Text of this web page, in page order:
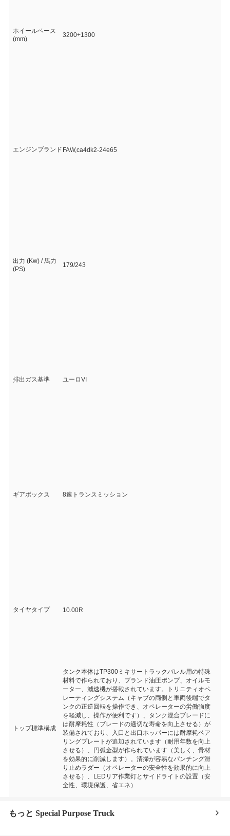
ホイールベース
(mm)
3200+1300
エンジンブランド FAW,ca4dk2-24e65
出力 (Kw) / 馬力
(PS)
179/243
排出ガス基準 ユーロVI
ギアボックス 8速トランスミッション
タイヤタイプ 10.00R
トップ標準構成
タンク本体はTP300ミキサートラックバレル用の特殊
材料で作られており、ブランド油圧ポンプ、オイルモ
ーター、減速機が搭載されています。トリニティオペ
レーティングシステム（キャブの両側と車両後端でタ
ンクの正逆回転を操作でき、オペレーターの労働強度
を軽減し、操作が便利です）、タンク混合ブレードに
は耐摩耗性（ブレードの適切な寿命を向上させる）が
装備されており、入口と出口ホッパーには耐摩耗ベア
リングプレートが追加されています（耐用年数を向上
させる）、円弧金型が作られています（美しく、骨材
を効果的に削減します）。清掃が容易なパンチング滑
り止めラダー（オペレーターの安全性を効果的に向上
させる）、LEDリア作業灯とサイドライトの設置（安
全性、環境保護、省エネ）
もっと Special Purpose Truck